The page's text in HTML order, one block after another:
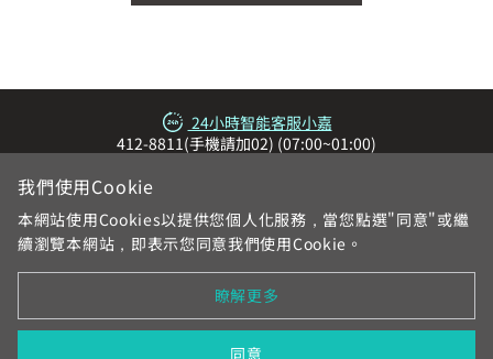
24小時智能客服小嘉
412-8811(手機請加02) (07:00~01:00)
我們使用Cookie
本網站使用Cookies以提供您個人化服務，當您點選"同意"或繼
續瀏覽本網站，即表示您同意我們使用Cookie。
瞭解更多
同意